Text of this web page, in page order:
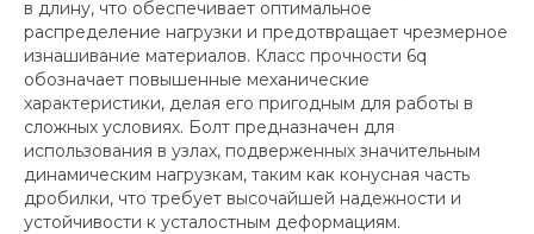
в длину, что обеспечивает оптимальное
распределение нагрузки и предотвращает чрезмерное
изнашивание материалов. Класс прочности 6q
обозначает повышенные механические
характеристики, делая его пригодным для работы в
сложных условиях. Болт предназначен для
использования в узлах, подверженных значительным
динамическим нагрузкам, таким как конусная часть
дробилки, что требует высочайшей надежности и
устойчивости к усталостным деформациям.